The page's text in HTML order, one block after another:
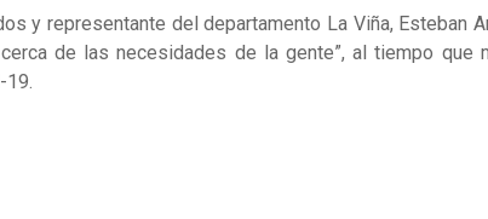
y representante del departamento La Viña, Esteban
de las necesidades de la gente”, al tiempo que